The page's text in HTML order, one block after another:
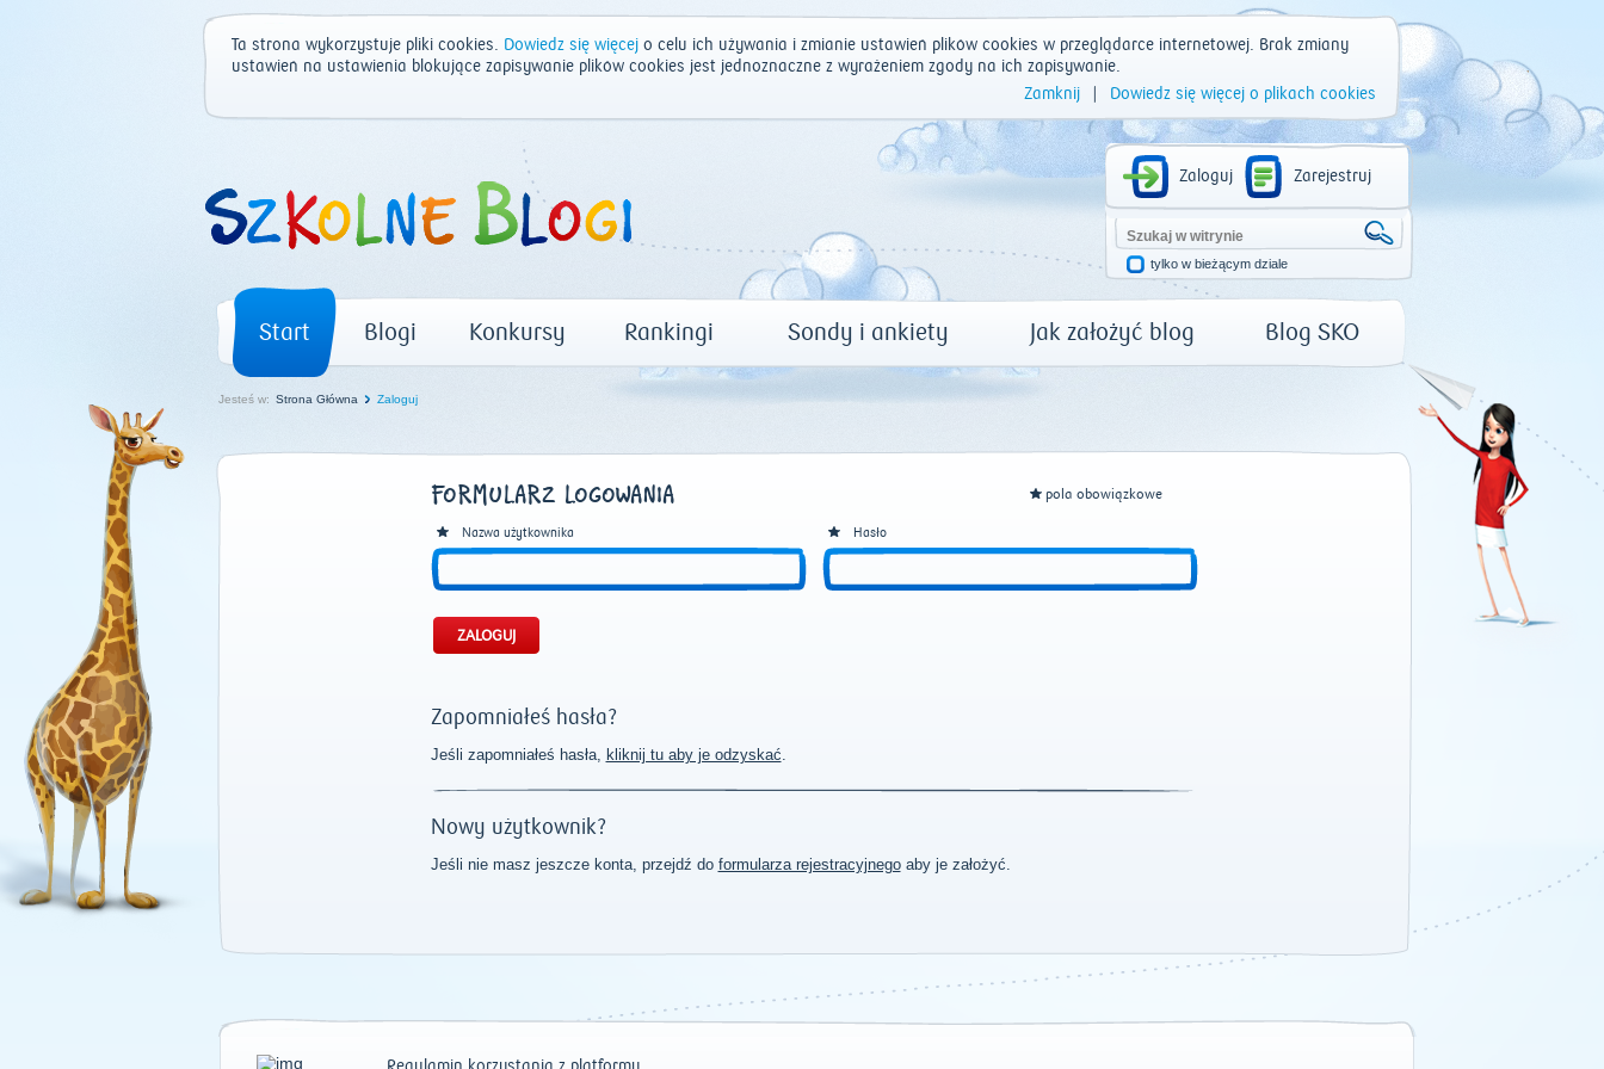
Ta strona wykorzystuje pliki cookies. Dowiedz się więcejo celu ich używania i zmianie ustawień plików cookies w przeglądarce internetowej. Brak zmiany
ustawień na ustawienia blokujące zapisywanie plików cookies jest jednoznaczne z wyrażeniem zgody na ich zapisywanie.
Zamknij
Dowiedz się więcej o plikach cookies
Zaloguj Zarejestruj
tylko w bieżącym dziale
Start Blogi Konkursy Rankingi Sondy i ankiety Jak założyć blog Blog SKO
Jesteś w: Strona Główna Zaloguj
pola obowiązkowe
FORMULARZ LOGOWANIA
Nazwa użytkownika Hasło
Zapomniałeś hasła?
Jeśli zapomniałeś hasła, kliknij tu aby je odzyskać.
Nowy użytkownik?
Jeśli nie masz jeszcze konta, przejdź do formularza rejestracyjnegoaby je założyć.